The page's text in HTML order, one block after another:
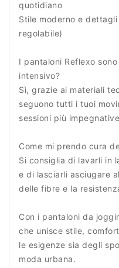
quotidiano
Stile moderno e
regolabile)
I pantaloni Reflexo
intensivo?
Sì, grazie ai materiali
seguono tutti i tuoi
sessioni più
Come mi prendo cura
Si consiglia di lavarli in
e di lasciarli asciugare
delle fibre e la
Con i pantaloni da
che unisce stile,
le esigenze sia degli
moda urbana.